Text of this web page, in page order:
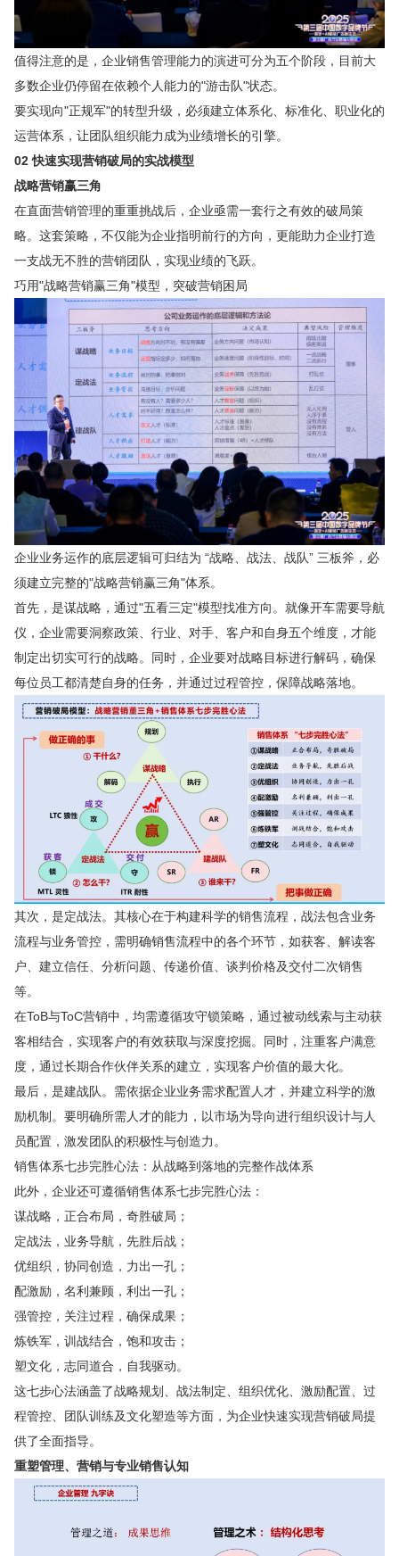
值得注意的是，企业销售管理能力的演进可分为五个阶段，目前大
多数企业仍停留在依赖个人能力的"游击队"状态。
要实现向"正规军"的转型升级，必须建立体系化、标准化、职业化的
运营体系，让团队组织能力成为业绩增长的引擎。
02 快速实现营销破局的实战模型
战略营销赢三角
在直面营销管理的重重挑战后，企业亟需一套行之有效的破局策
略。这套策略，不仅能为企业指明前行的方向，更能助力企业打造
一支战无不胜的营销团队，实现业绩的飞跃。
巧用"战略营销赢三角"模型，突破营销困局
企业业务运作的底层逻辑可归结为 “战略、战法、战队” 三板斧，必
须建立完整的"战略营销赢三角"体系。
首先，是谋战略，通过"五看三定"模型找准方向。就像开车需要导航
仪，企业需要洞察政策、行业、对手、客户和自身五个维度，才能
制定出切实可行的战略。同时，企业要对战略目标进行解码，确保
每位员工都清楚自身的任务，并通过过程管控，保障战略落地。
其次，是定战法。其核心在于构建科学的销售流程，战法包含业务
流程与业务管控，需明确销售流程中的各个环节，如获客、解读客
户、建立信任、分析问题、传递价值、谈判价格及交付二次销售
等。
在ToB与ToC营销中，均需遵循攻守锁策略，通过被动线索与主动获
客相结合，实现客户的有效获取与深度挖掘。同时，注重客户满意
度，通过长期合作伙伴关系的建立，实现客户价值的最大化。
最后，是建战队。需依据企业业务需求配置人才，并建立科学的激
励机制。要明确所需人才的能力，以市场为导向进行组织设计与人
员配置，激发团队的积极性与创造力。
销售体系七步完胜心法：从战略到落地的完整作战体系
此外，企业还可遵循销售体系七步完胜心法：
谋战略，正合布局，奇胜破局；
定战法，业务导航，先胜后战；
优组织，协同创造，力出一孔；
配激励，名利兼顾，利出一孔；
强管控，关注过程，确保成果；
炼铁军，训战结合，饱和攻击；
塑文化，志同道合，自我驱动。
这七步心法涵盖了战略规划、战法制定、组织优化、激励配置、过
程管控、团队训练及文化塑造等方面，为企业快速实现营销破局提
供了全面指导。
重塑管理、营销与专业销售认知